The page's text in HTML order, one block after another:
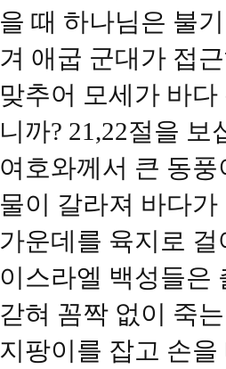
을 때 하나님은 불
겨 애굽 군대가 접
맞추어 모세가 바
니까? 21,22절을
여호와께서 큰 동
물이 갈라져 바다
가운데를 육지로
이스라엘 백성들은
갇혀 꼼짝 없이 죽
지팡이를 잡고 손